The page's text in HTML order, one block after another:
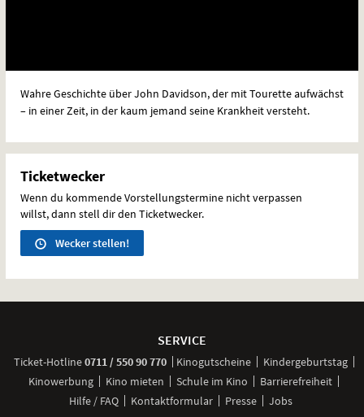
Wahre Geschichte über John Davidson, der mit Tourette aufwächst
– in einer Zeit, in der kaum jemand seine Krankheit versteht.
Ticketwecker
Wenn du kommende Vorstellungstermine nicht verpassen
willst, dann stell dir den Ticketwecker.
Wecker stellen!
SERVICE
Ticket-Hotline0711 / 550 90 770anrufen
Kinogutscheine
Kindergeburtstag
Kinowerbung
Kino mieten Schule im Kino
Barrierefreiheit
Hilfe / FAQ
Kontaktformular Presse Jobs